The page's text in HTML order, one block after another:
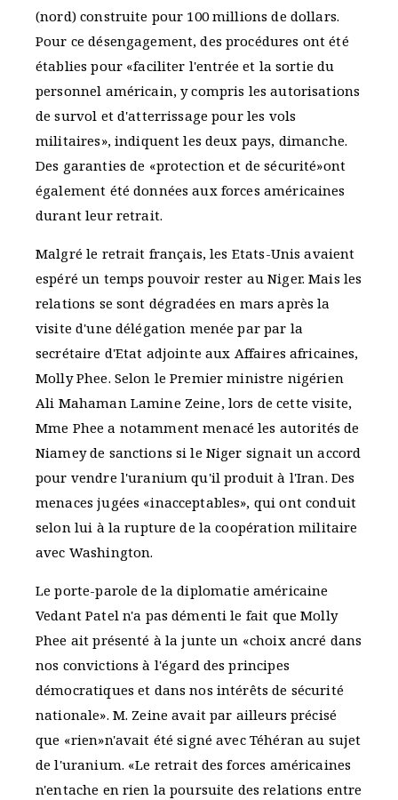
(nord) construite pour 100 millions de dollars.
Pour ce désengagement, des procédures ont été
établies pour «faciliter l'entrée et la sortie du
personnel américain, y compris les autorisations
de survol et d'atterrissage pour les vols
militaires», indiquent les deux pays, dimanche.
Des garanties de «protection et de sécurité»ont
également été données aux forces américaines
durant leur retrait.
Malgré le retrait français, les Etats-Unis avaient
espéré un temps pouvoir rester au Niger. Mais les
relations se sont dégradées en mars après la
visite d'une délégation menée par par la
secrétaire d'Etat adjointe aux Affaires africaines,
Molly Phee. Selon le Premier ministre nigérien
Ali Mahaman Lamine Zeine, lors de cette visite,
Mme Phee a notamment menacé les autorités de
Niamey de sanctions si le Niger signait un accord
pour vendre l'uranium qu'il produit à l'Iran. Des
menaces jugées «inacceptables», qui ont conduit
selon lui à la rupture de la coopération militaire
avec Washington.
Le porte-parole de la diplomatie américaine
Vedant Patel n'a pas démenti le fait que Molly
Phee ait présenté à la junte un «choix ancré dans
nos convictions à l'égard des principes
démocratiques et dans nos intérêts de sécurité
nationale». M. Zeine avait par ailleurs précisé
que «rien»n'avait été signé avec Téhéran au sujet
de l'uranium. «Le retrait des forces américaines
n'entache en rien la poursuite des relations entre